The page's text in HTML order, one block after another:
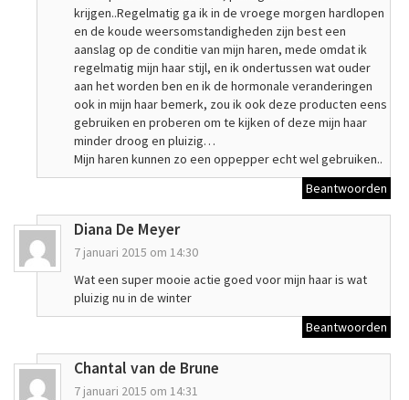
krijgen..Regelmatig ga ik in de vroege morgen hardlopen
en de koude weersomstandigheden zijn best een
aanslag op de conditie van mijn haren, mede omdat ik
regelmatig mijn haar stijl, en ik ondertussen wat ouder
aan het worden ben en ik de hormonale veranderingen
ook in mijn haar bemerk, zou ik ook deze producten eens
gebruiken en proberen om te kijken of deze mijn haar
minder droog en pluizig…
Mijn haren kunnen zo een oppepper echt wel gebruiken..
Beantwoorden
Diana De Meyer
7 januari 2015 om 14:30
Wat een super mooie actie goed voor mijn haar is wat
pluizig nu in de winter
Beantwoorden
Chantal van de Brune
7 januari 2015 om 14:31